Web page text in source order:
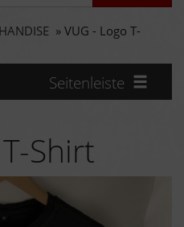
» VUG - Logo T-
Seitenleiste
Shirt